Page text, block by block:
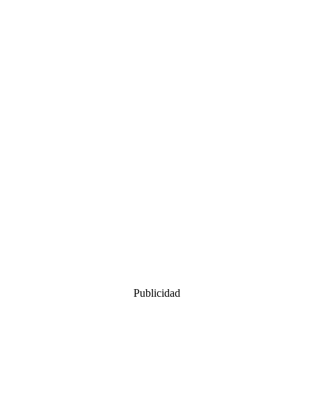
Publicidad